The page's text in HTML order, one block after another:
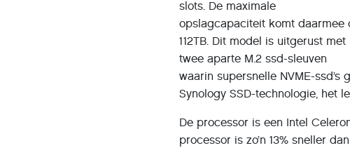
slots. De maximale
opslagcapaciteit komt daarmee
112TB. Dit model is uitgerust met
twee aparte M.2 ssd-sleuven
waarin supersnelle NVME-
Synology SSD-technologie, het
De processor is een Intel
processor is zo’n 13% sneller